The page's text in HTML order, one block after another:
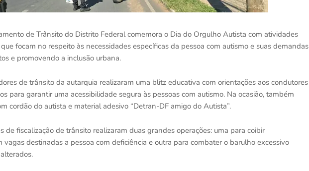
de Trânsito do Distrito Federal comemora o Dia do Orgulho Autista com atividades
focam no respeito às necessidades específicas da pessoa com autismo e suas demandas
e promovendo a inclusão urbana.
de trânsito da autarquia realizaram uma blitz educativa com orientações aos condutores
para garantir uma acessibilidade segura às pessoas com autismo. Na ocasião, também
cordão do autista e material adesivo “Detran-DF amigo do Autista”.
de fiscalização de trânsito realizaram duas grandes operações: uma para coibir
destinadas a pessoa com deficiência e outra para combater o barulho excessivo